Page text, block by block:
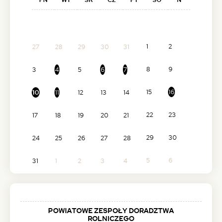
27 28 29 30 31 1 2
3 4 5 6 7 8 9
10 11 12 13 14 15 16
17 18 19 20 21 22 23
24 25 26 27 28 29 30
31 1 2 3 4 5 6
POWIATOWE ZESPOŁY DORADZTWA
ROLNICZEGO